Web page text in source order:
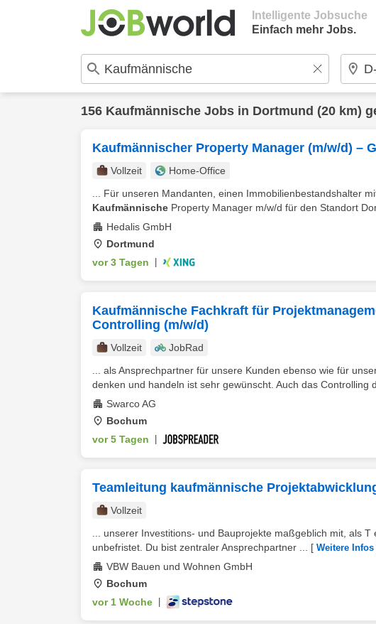
Intelligente Jobsuche
Einfach mehr Jobs.
156 Kaufmännische Jobs in Dortmund (20 km)
Kaufmännischer Property Manager (m/w/d) –
Vollzeit
Home-Office
... Für unseren Mandanten, einen Immobilienbestandshalter
Kaufmännische Property Manager m/w/d für den Standort
Hedalis GmbH
Dortmund
vor 3 Tagen
Kaufmännische Fachkraft für
Controlling (m/w/d)
Vollzeit
JobRad
... als Ansprechpartner für unsere Kunden ebenso wie für
denken und handeln ist sehr gewünscht. Auch das Controlling
Swarco AG
Bochum
vor 5 Tagen
Teamleitung kaufmännische
Vollzeit
... unserer Investitions- und Bauprojekte maßgeblich mit, als T
unbefristet. Du bist zentraler Ansprechpartner ...
[ Weitere Infos
VBW Bauen und Wohnen GmbH
Bochum
vor 1 Woche